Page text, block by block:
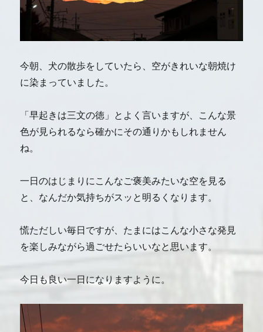
今朝、犬の散歩をしていたら、空がきれいな朝焼け
に染まっていました。
「早起きは三文の徳」とよく言いますが、こんな景
色が見られるなら確かにその通りかもしれません
ね。
一日のはじまりにこんなご褒美みたいな空を見る
と、なんだか気持ちがスッと明るくなります。
慌ただしい毎日ですが、たまにはこんな小さな発見
を楽しみながら過ごせたらいいなと思います。
今日も良い一日になりますように。